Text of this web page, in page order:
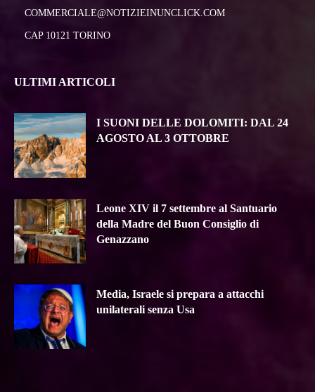
COMMERCIALE@NOTIZIEINUNCLICK.COM
CAP 10121 TORINO
ULTIMI ARTICOLI
I SUONI DELLE DOLOMITI: DAL 24
AGOSTO AL 3 OTTOBRE
Leone XIV il 7 settembre al Santuario
della Madre del Buon Consiglio di
Genazzano
Media, Israele si prepara a attacchi
unilaterali senza Usa